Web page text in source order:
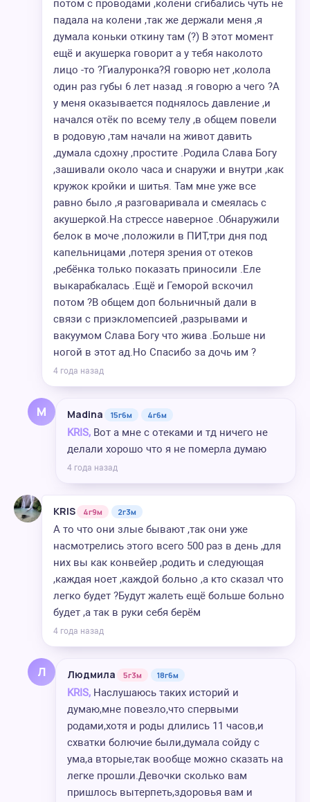
потом с проводами ,колени сгибались чуть не
падала на колени ,так же держали меня ,я
думала коньки откину там (?) В этот момент
ещё и акушерка говорит а у тебя наколото
лицо -то ?Гиалуронка?Я говорю нет ,колола
один раз губы 6 лет назад .я говорю а чего ?А
у меня оказывается поднялось давление ,и
начался отёк по всему телу ,в общем повели
в родовую ,там начали на живот давить
,думала сдохну ,простите .Родила Слава Богу
,зашивали около часа и снаружи и внутри ,как
кружок кройки и шитья. Там мне уже все
равно было ,я разговаривала и смеялась с
акушеркой.На стрессе наверное .Обнаружили
белок в моче ,положили в ПИТ,три дня под
капельницами ,потеря зрения от отеков
,ребёнка только показать приносили .Еле
выкарабкалась .Ещё и Геморой вскочил
потом ?В общем доп больничный дали в
связи с приэкломепсией ,разрывами и
вакуумом Слава Богу что жива .Больше ни
ногой в этот ад.Но Спасибо за дочь им ?
4 года назад
M Madina 15г6м 4г6м
KRIS, Вот а мне с отеками и тд ничего не
делали хорошо что я не померла думаю
4 года назад
KRIS 4г9м 2г3м
А то что они злые бывают ,так они уже
насмотрелись этого всего 500 раз в день ,для
них вы как конвейер ,родить и следующая
,каждая ноет ,каждой больно ,а кто сказал что
легко будет ?Будут жалеть ещё больше больно
будет ,а так в руки себя берём
4 года назад
Л Людмила 5г3м 18г6м
KRIS, Наслушаюсь таких историй и
думаю,мне повезло,что спервыми
родами,хотя и роды длились 11 часов,и
схватки болючие были,думала сойду с
ума,а вторые,так вообще можно сказать на
легке прошли.Девочки сколько вам
пришлось вытерпеть,здоровья вам и